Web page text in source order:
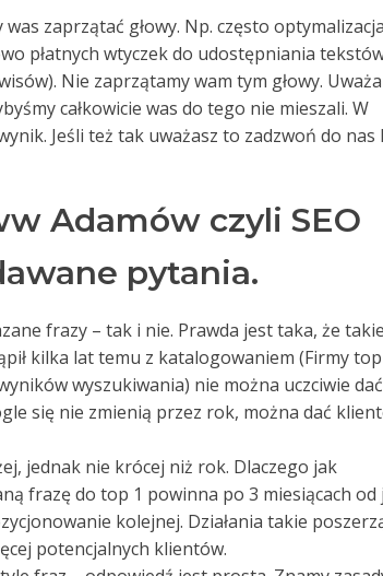
zaprzątać głowy. Np. często optymalizacja
płatnych wtyczek do udostępniania
Nie zaprzątamy wam tym głowy.
całkowicie was do tego nie mieszali. W
Jeśli też tak uważasz to zadzwoń do nas
Adamów czyli SEO
pytania.
frazy – tak i nie. Prawda jest taka, że
kilka lat temu z katalogowaniem (Firmy top
wyszukiwania) nie można uczciwie dać
się nie zmienią przez rok, można dać
jednak nie krócej niż rok. Dlaczego jak
frazę do top 1 powinna po 3 miesiącach od
kolejnej. Działania takie
potencjalnych klientów.